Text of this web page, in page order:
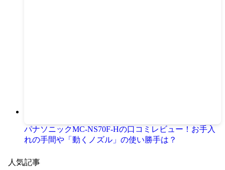
パナソニックMC-NS70F-Hの口コミレビュー！お手入
れの手間や「動くノズル」の使い勝手は？
人気記事